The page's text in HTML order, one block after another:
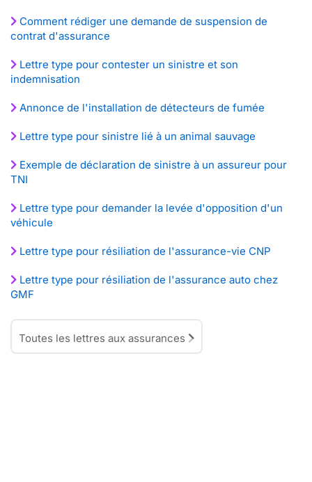
Comment rédiger une demande de suspension de
contrat d'assurance
Lettre type pour contester un sinistre et son
indemnisation
Annonce de l'installation de détecteurs de fumée
Lettre type pour sinistre lié à un animal sauvage
Exemple de déclaration de sinistre à un assureur pour
TNI
Lettre type pour demander la levée d'opposition d'un
véhicule
Lettre type pour résiliation de l'assurance-vie CNP
Lettre type pour résiliation de l'assurance auto chez
GMF
Toutes les lettres aux assurances